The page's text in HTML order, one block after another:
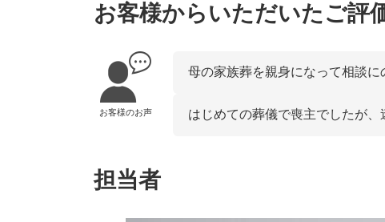
お客様からいただいたご評
お客様のお声
母の家族葬を親身になって相談
はじめての葬儀で喪主でしたが
担当者